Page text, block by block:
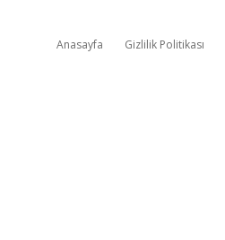
Anasayfa Gizlilik Politikası